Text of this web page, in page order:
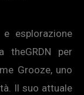
esplorazione
theGRDN per
Grooze, uno
Il suo attuale